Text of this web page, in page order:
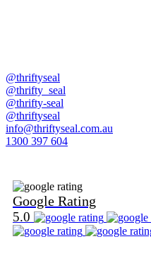
@thriftyseal
@thrifty_seal
@thrifty-seal
@thriftyseal
info@thriftyseal.com.au
1300 397 604
Google Rating
5.0